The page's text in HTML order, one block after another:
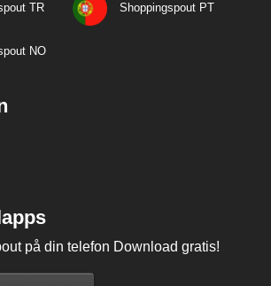
TR Shoppingspout PT
NO
på din telefon Download gratis!